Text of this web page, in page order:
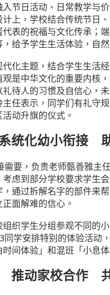
节日活动、日常教学与
上，学校结合传统节日
表的祝福与文化传承；
给予学生生活体验，自
化主题，结合学生生活
是中华文化的重要内核
待人的习惯及自信心，
任表示，同学们有礼守
动升旗的仪式。
统化幼小衔接
需要，负责老师甄善雅主
虑到部分学校要求学生
通过拆解名字的部件来
面解难的信心。
织学生分组参观不同的
同学安排特别的体验活动
间体验」和混班「小息
推动家校合作